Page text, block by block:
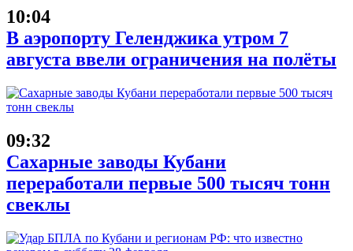
10:04
В аэропорту Геленджика утром 7
августа ввели ограничения на полёты
09:32
Сахарные заводы Кубани
переработали первые 500 тысяч тонн
свеклы